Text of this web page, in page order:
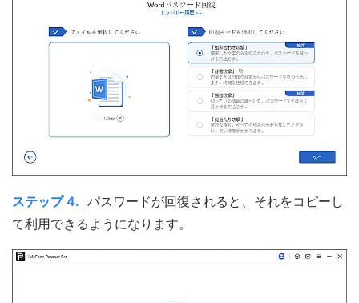
ステップ 4. パスワードが回復されると、それをコピーし
て利用できるようになります。